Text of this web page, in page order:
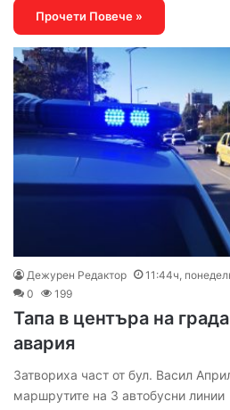
Прочети Повече »
Дежурен Редактор
11:44ч,
0
199
Тапа в центъра на
авария
Затвориха част от бул. Васил
маршрутите на 3 автобусни линии